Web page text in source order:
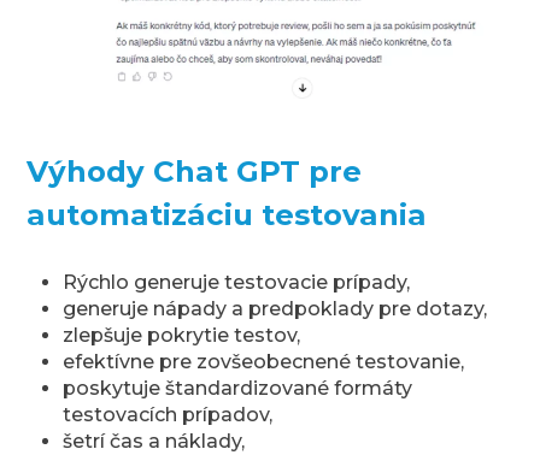
Výhody Chat GPT pre
automatizáciu testovania
Rýchlo generuje testovacie prípady,
generuje nápady a predpoklady pre dotazy,
zlepšuje pokrytie testov,
efektívne pre zovšeobecnené testovanie,
poskytuje štandardizované formáty
testovacích prípadov,
šetrí čas a náklady,